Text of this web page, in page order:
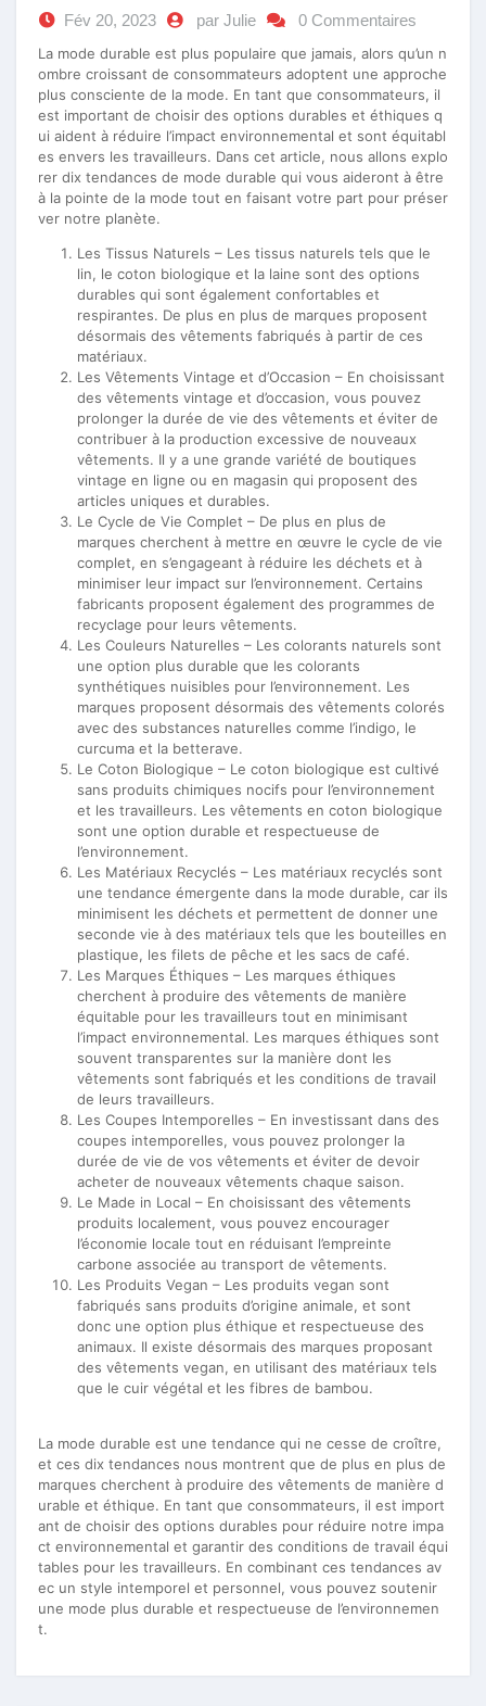
Fév 20, 2023 par Julie 0 Commentaires
La mode durable est plus populaire que jamais, alors qu’un n
ombre croissant de consommateurs adoptent une approche
plus consciente de la mode. En tant que consommateurs, il
est important de choisir des options durables et éthiques q
ui aident à réduire l’impact environnemental et sont équitabl
es envers les travailleurs. Dans cet article, nous allons explo
rer dix tendances de mode durable qui vous aideront à être
à la pointe de la mode tout en faisant votre part pour préser
ver notre planète.
Les Tissus Naturels – Les tissus naturels tels que le
lin, le coton biologique et la laine sont des options
durables qui sont également confortables et
respirantes. De plus en plus de marques proposent
désormais des vêtements fabriqués à partir de ces
matériaux.
Les Vêtements Vintage et d’Occasion – En choisissant
des vêtements vintage et d’occasion, vous pouvez
prolonger la durée de vie des vêtements et éviter de
contribuer à la production excessive de nouveaux
vêtements. Il y a une grande variété de boutiques
vintage en ligne ou en magasin qui proposent des
articles uniques et durables.
Le Cycle de Vie Complet – De plus en plus de
marques cherchent à mettre en œuvre le cycle de vie
complet, en s’engageant à réduire les déchets et à
minimiser leur impact sur l’environnement. Certains
fabricants proposent également des programmes de
recyclage pour leurs vêtements.
Les Couleurs Naturelles – Les colorants naturels sont
une option plus durable que les colorants
synthétiques nuisibles pour l’environnement. Les
marques proposent désormais des vêtements colorés
avec des substances naturelles comme l’indigo, le
curcuma et la betterave.
Le Coton Biologique – Le coton biologique est cultivé
sans produits chimiques nocifs pour l’environnement
et les travailleurs. Les vêtements en coton biologique
sont une option durable et respectueuse de
l’environnement.
Les Matériaux Recyclés – Les matériaux recyclés sont
une tendance émergente dans la mode durable, car ils
minimisent les déchets et permettent de donner une
seconde vie à des matériaux tels que les bouteilles en
plastique, les filets de pêche et les sacs de café.
Les Marques Éthiques – Les marques éthiques
cherchent à produire des vêtements de manière
équitable pour les travailleurs tout en minimisant
l’impact environnemental. Les marques éthiques sont
souvent transparentes sur la manière dont les
vêtements sont fabriqués et les conditions de travail
de leurs travailleurs.
Les Coupes Intemporelles – En investissant dans des
coupes intemporelles, vous pouvez prolonger la
durée de vie de vos vêtements et éviter de devoir
acheter de nouveaux vêtements chaque saison.
Le Made in Local – En choisissant des vêtements
produits localement, vous pouvez encourager
l’économie locale tout en réduisant l’empreinte
carbone associée au transport de vêtements.
Les Produits Vegan – Les produits vegan sont
fabriqués sans produits d’origine animale, et sont
donc une option plus éthique et respectueuse des
animaux. Il existe désormais des marques proposant
des vêtements vegan, en utilisant des matériaux tels
que le cuir végétal et les fibres de bambou.
La mode durable est une tendance qui ne cesse de croître,
et ces dix tendances nous montrent que de plus en plus de
marques cherchent à produire des vêtements de manière d
urable et éthique. En tant que consommateurs, il est import
ant de choisir des options durables pour réduire notre impa
ct environnemental et garantir des conditions de travail équi
tables pour les travailleurs. En combinant ces tendances av
ec un style intemporel et personnel, vous pouvez soutenir
une mode plus durable et respectueuse de l’environnemen
t.